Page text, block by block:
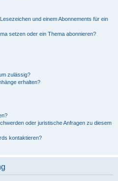
und einem Abonnements für ein
setzen oder ein Thema abonnieren?
zulässig?
erhalten?
oder juristische Anfragen zu diesem
kontaktieren?